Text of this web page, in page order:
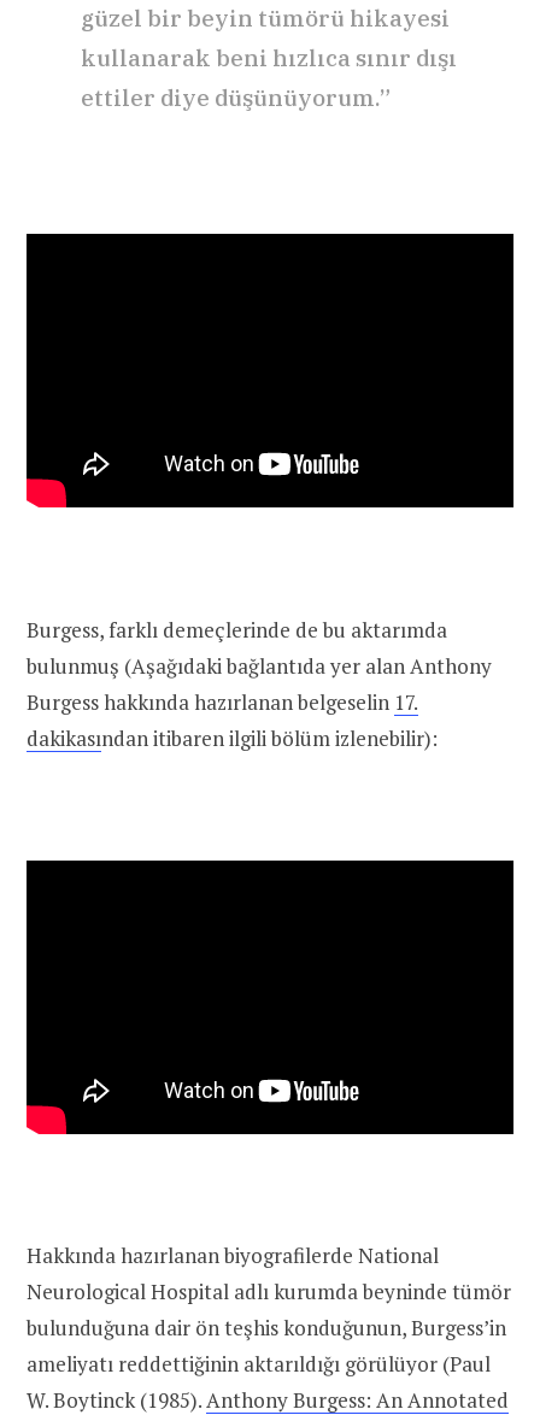
güzel bir beyin tümörü hikayesi
kullanarak beni hızlıca sınır dışı
ettiler diye düşünüyorum.”
Burgess, farklı demeçlerinde de bu aktarımda
bulunmuş (Aşağıdaki bağlantıda yer alan Anthony
Burgess hakkında hazırlanan belgeselin 17.
dakikasından itibaren ilgili bölüm izlenebilir):
Hakkında hazırlanan biyografilerde National
Neurological Hospital adlı kurumda beyninde tümör
bulunduğuna dair ön teşhis konduğunun, Burgess’in
ameliyatı reddettiğinin aktarıldığı görülüyor (Paul
W. Boytinck (1985).Anthony Burgess: An Annotated